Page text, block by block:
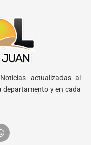
Noticias actualizadas al
departamento y en cada